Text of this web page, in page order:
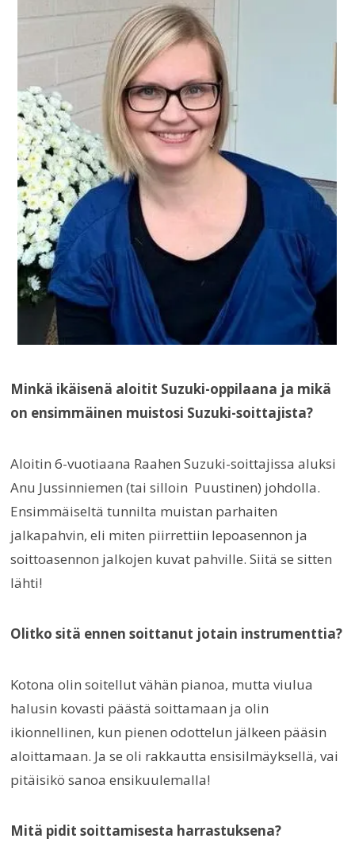
Minkä ikäisenä aloitit Suzuki-oppilaana ja mikä
on ensimmäinen muistosi Suzuki-soittajista?
Aloitin 6-vuotiaana Raahen Suzuki-soittajissa aluksi
Anu Jussinniemen (tai silloin Puustinen) johdolla.
Ensimmäiseltä tunnilta muistan parhaiten
jalkapahvin, eli miten piirrettiin lepoasennon ja
soittoasennon jalkojen kuvat pahville. Siitä se sitten
lähti!
Olitko sitä ennen soittanut jotain instrumenttia?
Kotona olin soitellut vähän pianoa, mutta viulua
halusin kovasti päästä soittamaan ja olin
ikionnellinen, kun pienen odottelun jälkeen pääsin
aloittamaan. Ja se oli rakkautta ensisilmäyksellä, vai
pitäisikö sanoa ensikuulemalla!
Mitä pidit soittamisesta harrastuksena?